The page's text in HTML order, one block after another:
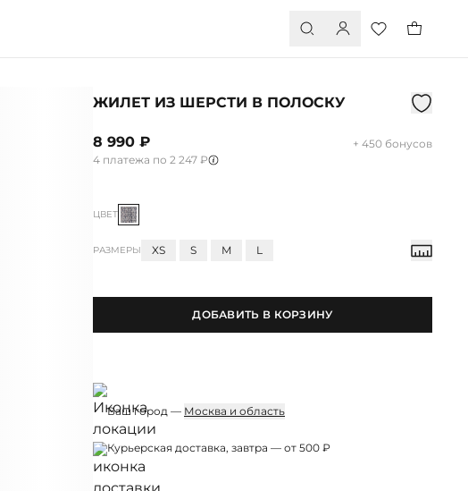
ЖИЛЕТ ИЗ ШЕРСТИ В ПОЛОСКУ
8 990 ₽
+ 450 бонусов
4 платежа по 2 247 ₽
ЦВЕТ
РАЗМЕРЫ XS S M L
ДОБАВИТЬ В КОРЗИНУ
Ваш город — Москва и область
Курьерская доставка, завтра — от 500 ₽